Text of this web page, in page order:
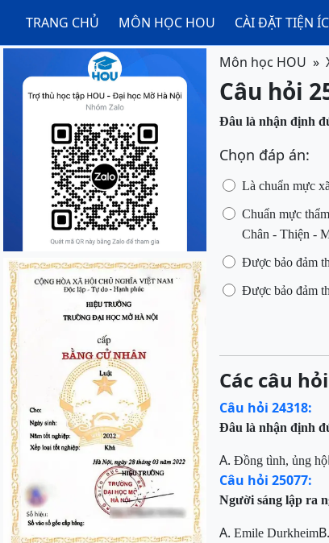
TRANG CHỦ MÔN HỌC HOU CÀI ĐẶT TIỆN
Môn học HOU
Câu hỏi
Đâu là nhận định
Chọn đáp án:
Là chuẩn mực
Chuẩn mực
Chân - Thiện -
Được bảo đảm
Được bảo đảm
Các câu
Câu hỏi 24318:
Đâu là nhận định
A. Đồng tình, ủng hộ
Câu hỏi 25077:
Người sáng lập ra
A. Emile DurkheimB.